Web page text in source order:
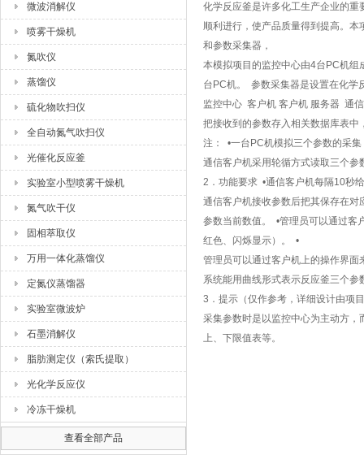
微波消解仪
喷雾干燥机
氮吹仪
蒸馏仪
硫化物吹扫仪
全自动氮气吹扫仪
光催化反应釜
实验室小型喷雾干燥机
氮气吹干仪
固相萃取仪
万用一体化蒸馏仪
定氮仪蒸馏器
实验室微波炉
石墨消解仪
脂肪测定仪（索氏提取）
光化学反应仪
冷冻干燥机
查看全部产品
化学反应釜是许多化工生产企业的
顺利进行，使产品质量得到提高。
和参数采集器，
本模拟项目的监控中心由4台PC机
台PC机。 参数采集器是设置在化
监控中心 客户机 客户机 服务器 通
把接收到的参数存入相关数据库表
注： •一台PC机模拟三个参数的采
通信客户机采用轮循方式读取三个
2．功能要求 •通信客户机每隔10秒
通信客户机接收参数后把其保存在
参数当前数值。 •管理员可以通过客
红色、闪烁显示）。 •
管理员可以通过客户机上的操作界
系统能用曲线形式表示反应釜三个
3．提示（仅作参考，详细设计由项
采集参数时是以监控中心为主动方
上、下限值表等。